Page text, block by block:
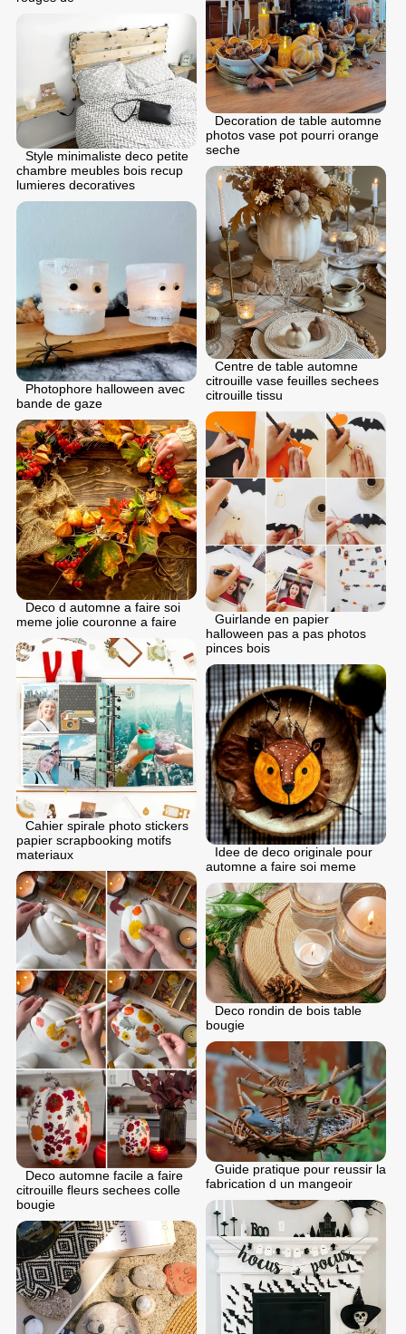
Decoration de table automne
photos vase pot pourri orange
seche
Style minimaliste deco petite
chambre meubles bois recup
lumieres decoratives
Centre de table automne
citrouille vase feuilles sechees
citrouille tissu
Photophore halloween avec
bande de gaze
Guirlande en papier
halloween pas a pas photos
pinces bois
Deco d automne a faire soi
meme jolie couronne a faire
Cahier spirale photo stickers
papier scrapbooking motifs
materiaux
Idee de deco originale pour
automne a faire soi meme
Deco automne facile a faire
citrouille fleurs sechees colle
bougie
Deco rondin de bois table
bougie
Guide pratique pour reussir la
fabrication d un mangeoir